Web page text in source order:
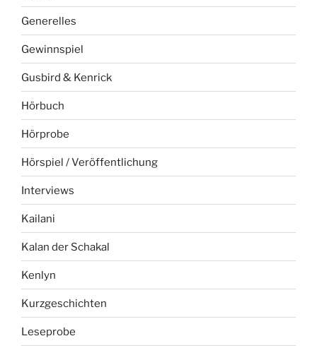
Generelles
Gewinnspiel
Gusbird & Kenrick
Hörbuch
Hörprobe
Hörspiel / Veröffentlichung
Interviews
Kailani
Kalan der Schakal
Kenlyn
Kurzgeschichten
Leseprobe